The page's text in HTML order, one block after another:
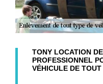
TONY LOCATION
PROFESSIONNEL
VÉHICULE DE TOUT